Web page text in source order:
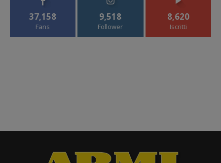
37,158
Fans
9,518
Follower
8,620
Iscritti